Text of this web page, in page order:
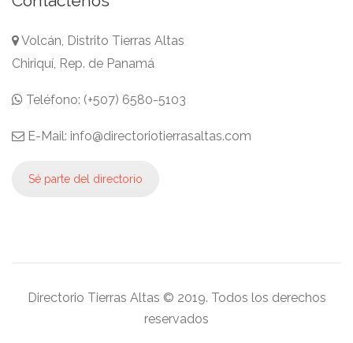
Volcán, Distrito Tierras Altas
Chiriquí, Rep. de Panamá
Teléfono: (+507) 6580-5103
E-Mail: info@directoriotierrasaltas.com
Sé parte del directorio
Directorio Tierras Altas © 2019. Todos los derechos
reservados